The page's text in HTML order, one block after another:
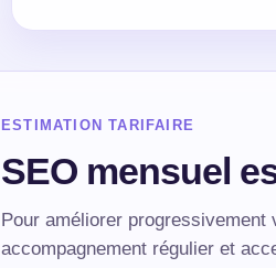
ESTIMATION TARIFAIRE
SEO mensuel
Pour améliorer
accompagnement régulier et